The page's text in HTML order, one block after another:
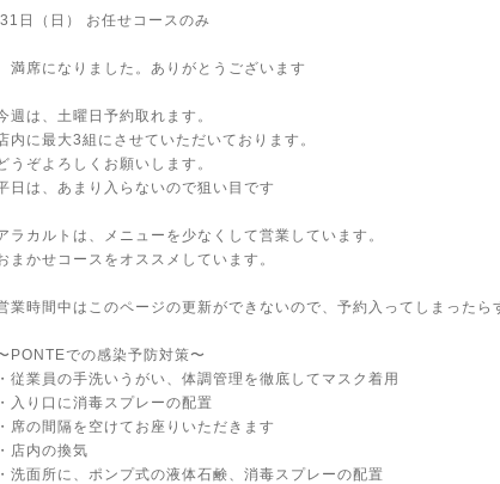
31日（日） お任せコースのみ
満席になりました。ありがとうございます
週は、土曜日予約取れます。
内に最大3組にさせていただいております。
うぞよろしくお願いします。
日は、あまり入らないので狙い目です
ラカルトは、メニューを少なくして営業しています。
まかせコースをオススメしています。
業時間中はこのページの更新ができないので、予約入ってしまったら
PONTEでの感染予防対策〜
・従業員の手洗いうがい、体調管理を徹底してマスク着用
・入り口に消毒スプレーの配置
・席の間隔を空けてお座りいただきます
・店内の換気
・洗面所に、ポンプ式の液体石鹸、消毒スプレーの配置